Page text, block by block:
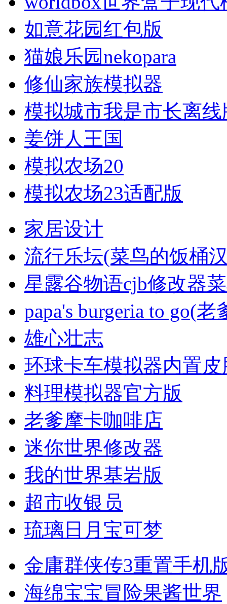
如意花园红包版
猫娘乐园nekopara
修仙家族模拟器
模拟城市我是市长离线
姜饼人王国
模拟农场20
模拟农场23适配版
家居设计
流行乐坛(菜鸟的饭桶
星露谷物语cjb修改器
papa's burgeria to go(
雄心壮志
环球卡车模拟器内置皮
料理模拟器官方版
老爹摩卡咖啡店
迷你世界修改器
我的世界基岩版
超市收银员
琉璃日月宝可梦
金庸群侠传3重置手机
海绵宝宝冒险果酱世界